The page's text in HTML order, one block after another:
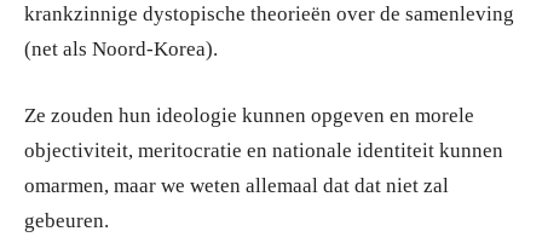
krankzinnige dystopische theorieën over de samenleving
(net als Noord-Korea).
Ze zouden hun ideologie kunnen opgeven en morele
objectiviteit, meritocratie en nationale identiteit kunnen
omarmen, maar we weten allemaal dat dat niet zal
gebeuren.